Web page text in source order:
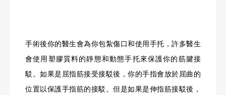
手術後你的醫生會為你包紮傷口和使用手托，許多醫生
會使用塑膠質料的靜態和動態手托來保護你的筋腱接
駁。如果是屈指筋接受接駁後，你的手指會放於屈曲的
位置以保護手指筋的接駁。但是如果是伸指筋接駁後，